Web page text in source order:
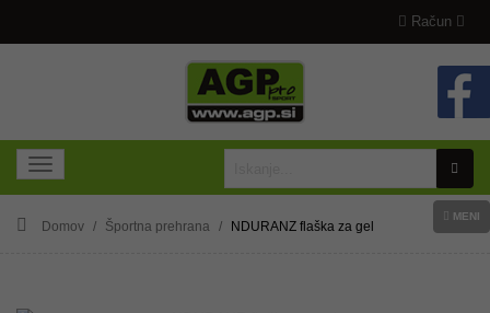
Račun
MENI
Domov Športna prehrana NDURANZ flaška za gel